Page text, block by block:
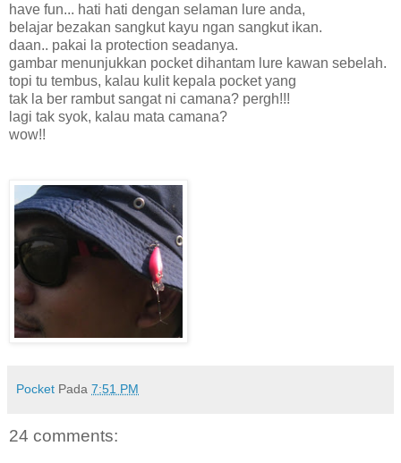
have fun... hati hati dengan selaman lure anda,
belajar bezakan sangkut kayu ngan sangkut ikan.
daan.. pakai la protection seadanya.
gambar menunjukkan pocket dihantam lure kawan sebelah.
topi tu tembus, kalau kulit kepala pocket yang
tak la ber rambut sangat ni camana? pergh!!!
lagi tak syok, kalau mata camana?
wow!!
Pocket Pada 7:51 PM
24 comments: